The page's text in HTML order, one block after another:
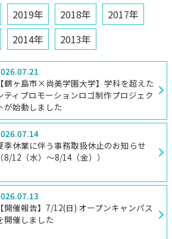
2019年 2018年
2017年
2014年 2013年
【鶴ヶ島市×尚美学園大学】学科を超えた
ティプロモーションロゴ制作プロジェク
が始動しました
季休業に伴う事務取扱休止のお知らせ
（8/12（水）～8/14（金））
【開催報告】7/12(日) オープンキャンパス
開催しました